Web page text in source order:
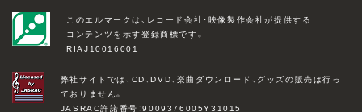
このエルマークは、レコード会社・映像製作会社が提供する
コンテンツを示す登録商標です。
RIAJ10016001
弊社サイトでは、CD、DVD、楽曲ダウンロード、グッズの販売は行っ
ておりません。
JASRAC許諾番号：9009376005Y31015